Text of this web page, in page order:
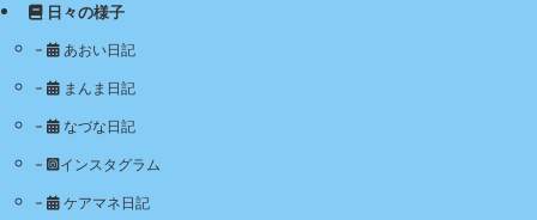
日々の様子
あおい日記
まんま日記
なづな日記
インスタグラム
ケアマネ日記